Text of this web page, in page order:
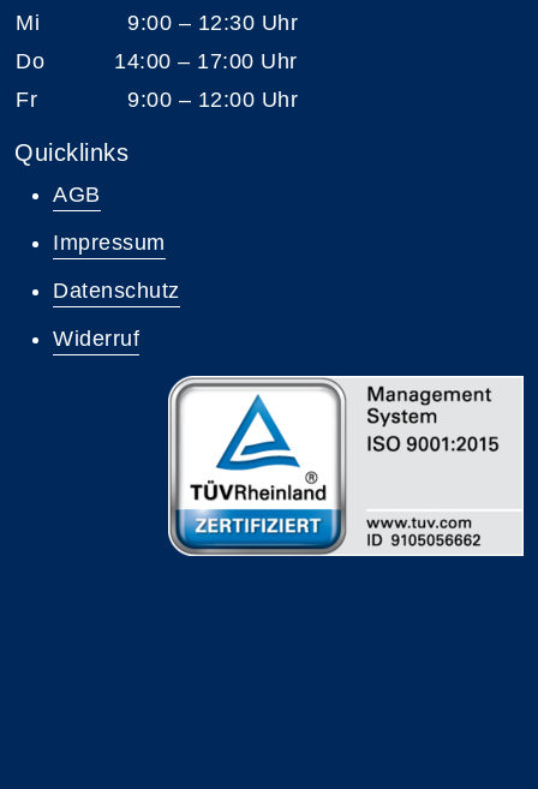
Mi
9:00 – 12:30 Uhr
Do
14:00 – 17:00 Uhr
Fr
9:00 – 12:00 Uhr
Quicklinks
AGB
Impressum
Datenschutz
Widerruf